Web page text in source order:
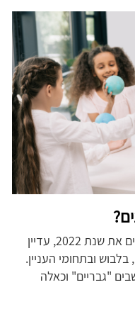
למרות שממש עוד רגע אנחנו מתחילים את שנת 2022, עדיין
ובתחומי העניין.
"גבריים" וכאלה